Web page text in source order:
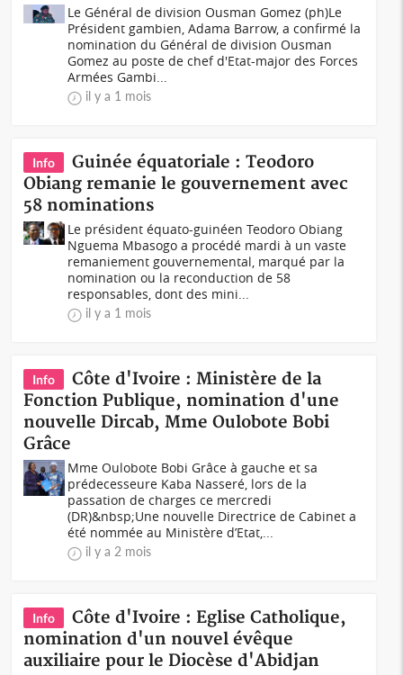
Le Général de division Ousman Gomez (ph)Le
Président gambien, Adama Barrow, a confirmé la
nomination du Général de division Ousman
Gomez au poste de chef d'Etat-major des Forces
Armées Gambi...
il y a 1 mois
Info
Guinée équatoriale : Teodoro
Obiang remanie le gouvernement avec
58 nominations
Le président équato-guinéen Teodoro Obiang
Nguema Mbasogo a procédé mardi à un vaste
remaniement gouvernemental, marqué par la
nomination ou la reconduction de 58
responsables, dont des mini...
il y a 1 mois
Info
Côte d'Ivoire : Ministère de la
Fonction Publique, nomination d'une
nouvelle Dircab, Mme Oulobote Bobi
Grâce
Mme Oulobote Bobi Grâce à gauche et sa
prédecesseure Kaba Nasseré, lors de la
passation de charges ce mercredi
(DR)&nbsp;Une nouvelle Directrice de Cabinet a
été nommée au Ministère d’Etat,...
il y a 2 mois
Info
Côte d'Ivoire : Eglise Catholique,
nomination d'un nouvel évêque
auxiliaire pour le Diocèse d'Abidjan